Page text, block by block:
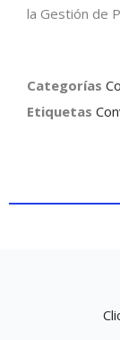
la Gestión de
Categorías
Etiquetas